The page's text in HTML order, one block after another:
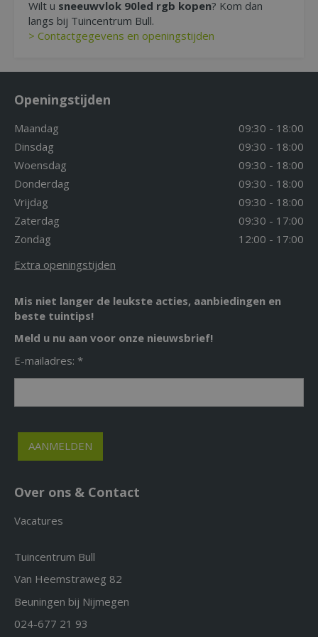
Wilt u sneeuwvlok 90led rgb kopen? Kom dan
langs bij Tuincentrum Bull.
> Contactgegevens en openingstijden
Openingstijden
Maandag
09:30 - 18:00
Dinsdag
09:30 - 18:00
Woensdag
09:30 - 18:00
Donderdag
09:30 - 18:00
Vrijdag
09:30 - 18:00
Zaterdag
09:30 - 17:00
Zondag
12:00 - 17:00
Extra openingstijden
Mis niet langer de leukste acties, aanbiedingen en
beste tuintips!
Meld u nu aan voor onze nieuwsbrief!
E-mailadres: *
Over ons & Contact
Vacatures
Tuincentrum Bull
Van Heemstraweg 82
Beuningen bij Nijmegen
024-677 21 93